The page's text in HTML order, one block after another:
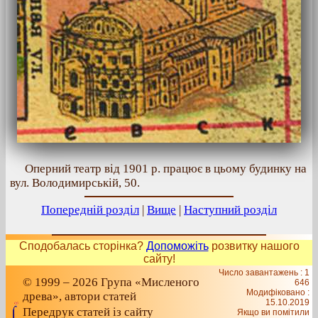
Оперний театр від 1901 р. працює в цьому будинку на
вул. Володимирській, 50.
Попередній розділ | Вище | Наступний розділ
Сподобалась сторінка? Допоможітьрозвитку нашого
сайту!
© 1999 – 2026 Група «Мисленого
древа», автори статей
Передрук статей із сайту
Число завантажень : 1
646
Модифіковано :
15.10.2019
Якщо ви помітили